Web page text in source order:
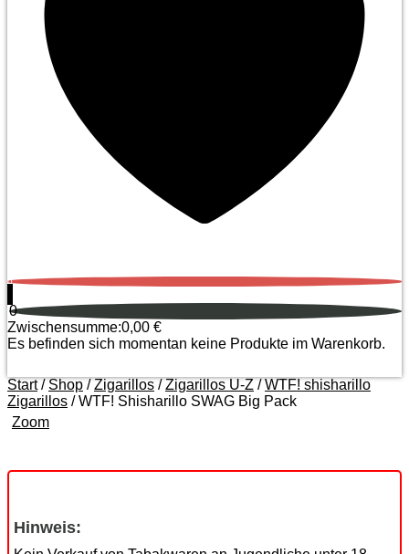
0
0
Zwischensumme:0,00 €
Es befinden sich momentan keine Produkte im Warenkorb.
Start/ Shop /Zigarillos /Zigarillos U-Z /WTF! shisharillo
Zigarillos / WTF! Shisharillo SWAG Big Pack
Zoom
Hinweis: